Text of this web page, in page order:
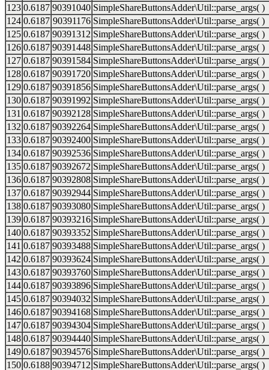
123 0.6187 90391040 SimpleShareButtonsAdder\Util::parse_args( )
124 0.6187 90391176 SimpleShareButtonsAdder\Util::parse_args( )
125 0.6187 90391312 SimpleShareButtonsAdder\Util::parse_args( )
126 0.6187 90391448 SimpleShareButtonsAdder\Util::parse_args( )
127 0.6187 90391584 SimpleShareButtonsAdder\Util::parse_args( )
128 0.6187 90391720 SimpleShareButtonsAdder\Util::parse_args( )
129 0.6187 90391856 SimpleShareButtonsAdder\Util::parse_args( )
130 0.6187 90391992 SimpleShareButtonsAdder\Util::parse_args( )
131 0.6187 90392128 SimpleShareButtonsAdder\Util::parse_args( )
132 0.6187 90392264 SimpleShareButtonsAdder\Util::parse_args( )
133 0.6187 90392400 SimpleShareButtonsAdder\Util::parse_args( )
134 0.6187 90392536 SimpleShareButtonsAdder\Util::parse_args( )
135 0.6187 90392672 SimpleShareButtonsAdder\Util::parse_args( )
136 0.6187 90392808 SimpleShareButtonsAdder\Util::parse_args( )
137 0.6187 90392944 SimpleShareButtonsAdder\Util::parse_args( )
138 0.6187 90393080 SimpleShareButtonsAdder\Util::parse_args( )
139 0.6187 90393216 SimpleShareButtonsAdder\Util::parse_args( )
140 0.6187 90393352 SimpleShareButtonsAdder\Util::parse_args( )
141 0.6187 90393488 SimpleShareButtonsAdder\Util::parse_args( )
142 0.6187 90393624 SimpleShareButtonsAdder\Util::parse_args( )
143 0.6187 90393760 SimpleShareButtonsAdder\Util::parse_args( )
144 0.6187 90393896 SimpleShareButtonsAdder\Util::parse_args( )
145 0.6187 90394032 SimpleShareButtonsAdder\Util::parse_args( )
146 0.6187 90394168 SimpleShareButtonsAdder\Util::parse_args( )
147 0.6187 90394304 SimpleShareButtonsAdder\Util::parse_args( )
148 0.6187 90394440 SimpleShareButtonsAdder\Util::parse_args( )
149 0.6187 90394576 SimpleShareButtonsAdder\Util::parse_args( )
150 0.6188 90394712 SimpleShareButtonsAdder\Util::parse_args( )